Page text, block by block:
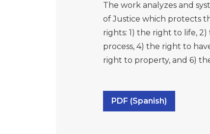
The work analyzes and
of Justice which protects
rights: 1) the right to life,
process, 4) the right to
right to property, and 6)
PDF (Spanish)